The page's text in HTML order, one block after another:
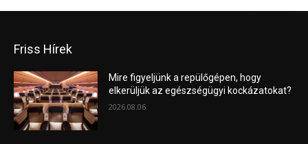
Friss Hírek
Mire figyeljünk a repülőgépen, hogy
elkerüljük az egészségügyi kockázatokat?
2026.08.06.